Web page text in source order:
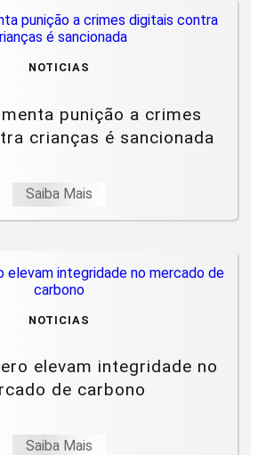
NOTICIAS
punição a crimes
crianças é sancionada
Saiba Mais
NOTICIAS
elevam integridade no
de carbono
Saiba Mais